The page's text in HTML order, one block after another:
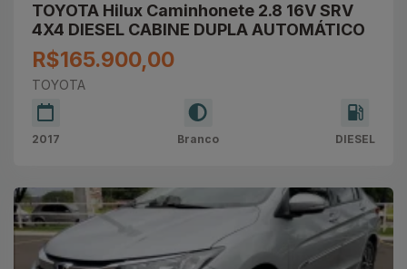
TOYOTA Hilux Caminhonete 2.8 16V SRV
4X4 DIESEL CABINE DUPLA AUTOMÁTICO
R$165.900,00
TOYOTA
2017 Branco DIESEL